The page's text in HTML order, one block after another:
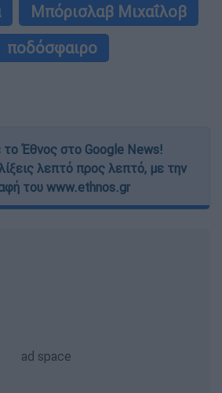
Μπόρισλαβ Μιχαΐλοβ
ποδόσφαιρο
Έθνος στο Google News!
λεπτό προς λεπτό, με την
του www.ethnos.gr